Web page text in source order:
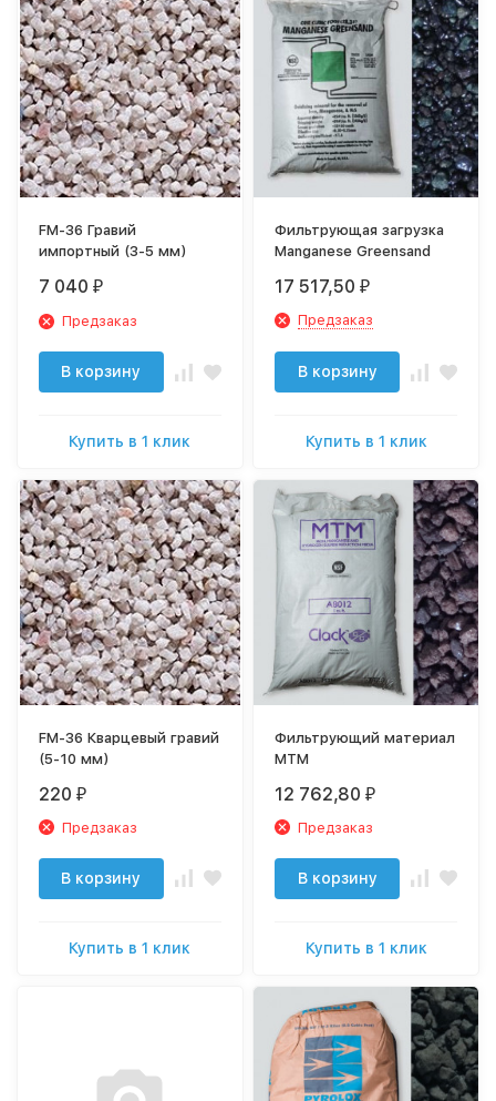
FM-36 Гравий
импортный (3-5 мм)
7 040 ₽
Предзаказ
В корзину
Купить в 1 клик
Фильтрующая загрузка
Manganese Greensand
17 517,50 ₽
Предзаказ
В корзину
Купить в 1 клик
FM-36 Кварцевый гравий
(5-10 мм)
220 ₽
Предзаказ
В корзину
Купить в 1 клик
Фильтрующий материал
MTM
12 762,80 ₽
Предзаказ
В корзину
Купить в 1 клик